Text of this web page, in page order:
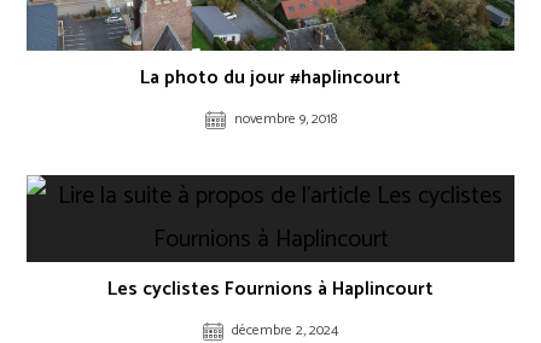
La photo du jour #haplincourt
novembre 9, 2018
Les cyclistes Fournions à Haplincourt
décembre 2, 2024